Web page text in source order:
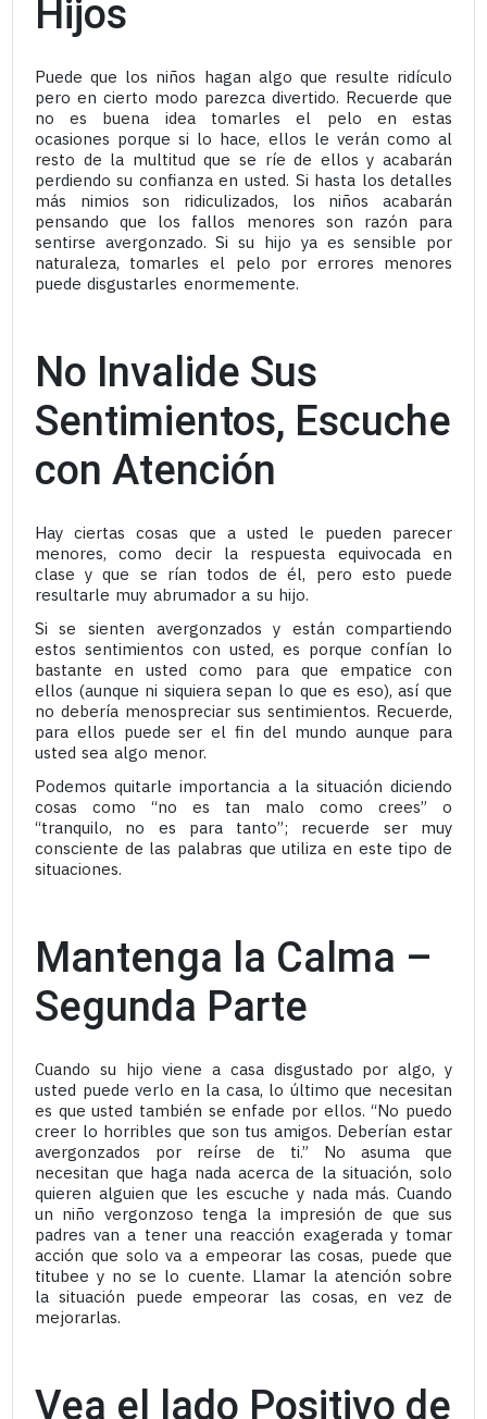
Hijos
Puede que los niños hagan algo que resulte ridículo
pero en cierto modo parezca divertido. Recuerde que
no es buena idea tomarles el pelo en estas
ocasiones porque si lo hace, ellos le verán como al
resto de la multitud que se ríe de ellos y acabarán
perdiendo su confianza en usted. Si hasta los detalles
más nimios son ridiculizados, los niños acabarán
pensando que los fallos menores son razón para
sentirse avergonzado. Si su hijo ya es sensible por
naturaleza, tomarles el pelo por errores menores
puede disgustarles enormemente.
No Invalide Sus
Sentimientos, Escuche
con Atención
Hay ciertas cosas que a usted le pueden parecer
menores, como decir la respuesta equivocada en
clase y que se rían todos de él, pero esto puede
resultarle muy abrumador a su hijo.
Si se sienten avergonzados y están compartiendo
estos sentimientos con usted, es porque confían lo
bastante en usted como para que empatice con
ellos (aunque ni siquiera sepan lo que es eso), así que
no debería menospreciar sus sentimientos. Recuerde,
para ellos puede ser el fin del mundo aunque para
usted sea algo menor.
Podemos quitarle importancia a la situación diciendo
cosas como “no es tan malo como crees” o
“tranquilo, no es para tanto”; recuerde ser muy
consciente de las palabras que utiliza en este tipo de
situaciones.
Mantenga la Calma –
Segunda Parte
Cuando su hijo viene a casa disgustado por algo, y
usted puede verlo en la casa, lo último que necesitan
es que usted también se enfade por ellos. “No puedo
creer lo horribles que son tus amigos. Deberían estar
avergonzados por reírse de ti.” No asuma que
necesitan que haga nada acerca de la situación, solo
quieren alguien que les escuche y nada más. Cuando
un niño vergonzoso tenga la impresión de que sus
padres van a tener una reacción exagerada y tomar
acción que solo va a empeorar las cosas, puede que
titubee y no se lo cuente. Llamar la atención sobre
la situación puede empeorar las cosas, en vez de
mejorarlas.
Vea el lado Positivo de